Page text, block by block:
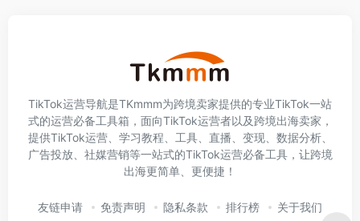
TikTok运营导航是TKmmm为跨境卖家提供的专业TikTok一站
式的运营必备工具箱，面向TikTok运营者以及跨境出海卖家，
提供TikTok运营、学习教程、工具、直播、变现、数据分析、
广告投放、社媒营销等一站式的TikTok运营必备工具，让跨境
出海更简单、更便捷！
友链申请 免责声明 隐私条款 排行榜 关于我们